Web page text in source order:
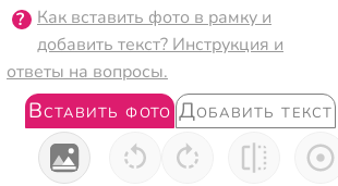
Как вставить фото в рамку и
добавить текст? Инструкция и
ответы на вопросы.
Вставить фото Добавить текст